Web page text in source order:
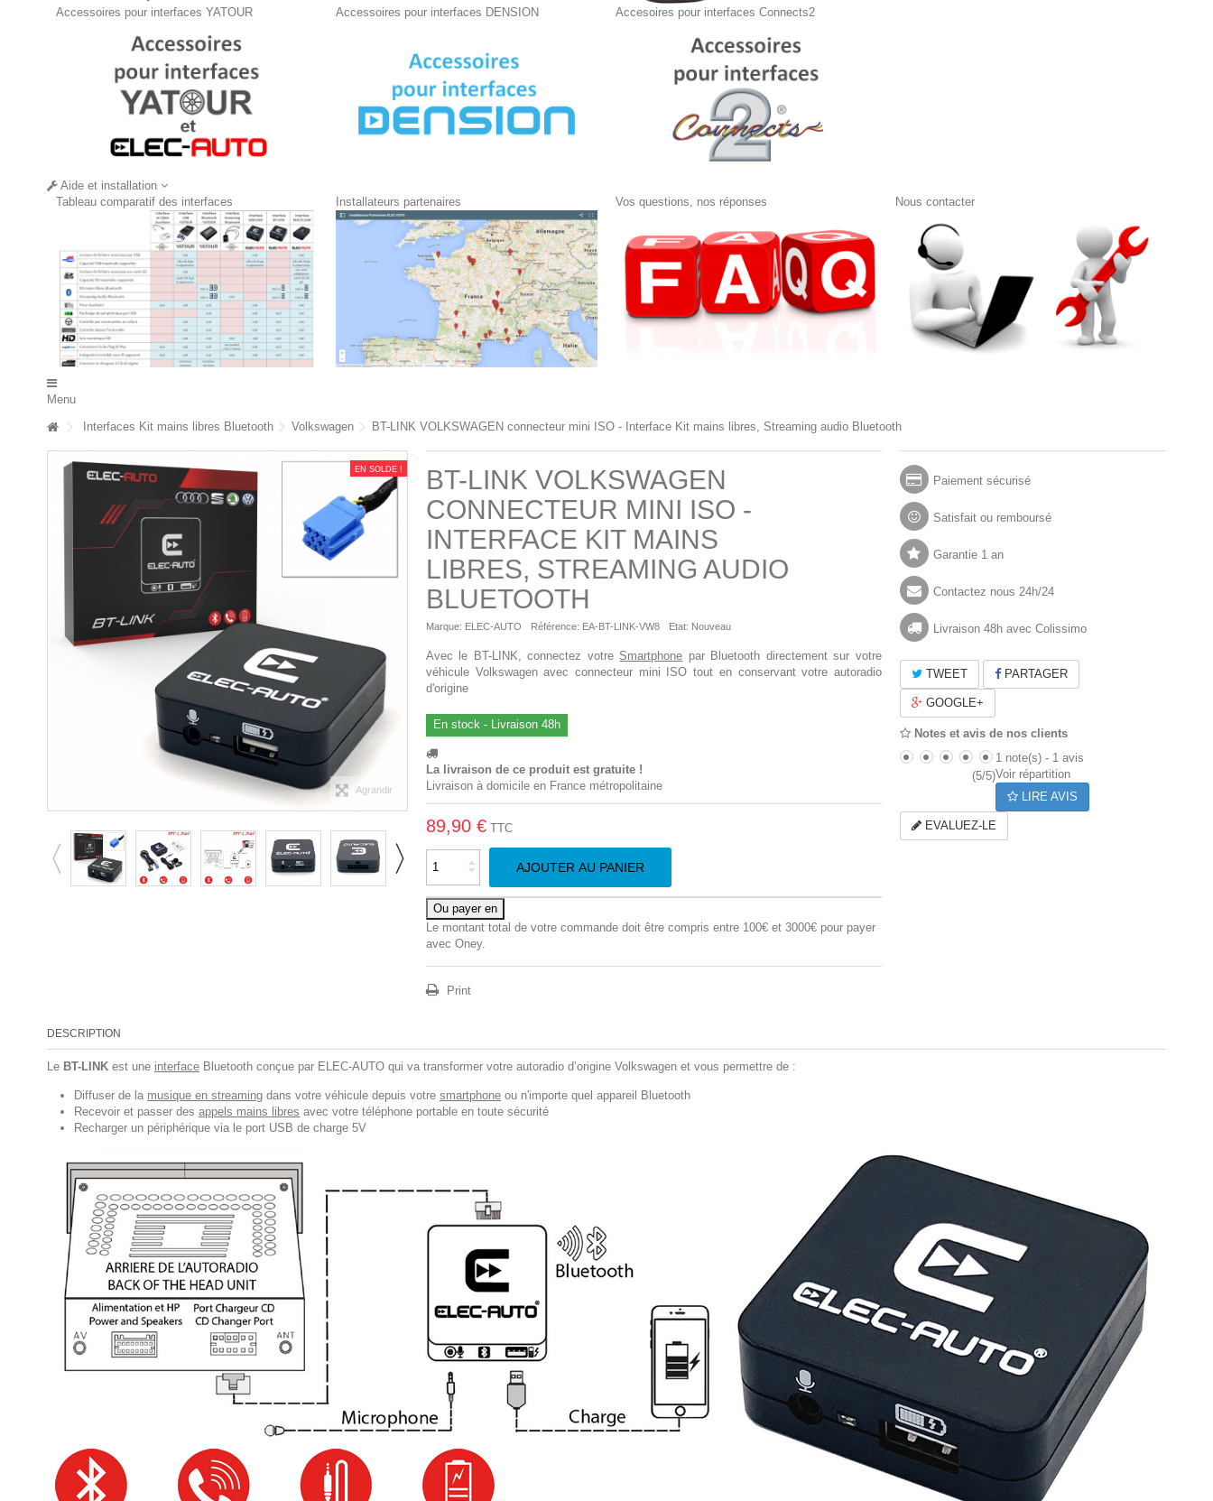
Accessoires pour interfaces YATOUR Accessoires pour interfaces DENSION Accesoires pour interfaces Connects2
Aide et installation
Tableau comparatif des interfaces
Installateurs partenaires Vos questions, nos réponses Nous contacter
Menu
Interfaces Kit mains libres Bluetooth
Volkswagen BT-LINK VOLKSWAGEN connecteur mini ISO - Interface Kit mains libres, Streaming audio Bluetooth
EN SOLDE !
Agrandir
BT-LINK VOLKSWAGEN
CONNECTEUR MINI ISO -
INTERFACE KIT MAINS
LIBRES, STREAMING AUDIO
BLUETOOTH
Marque: ELEC-AUTO Référence: EA-BT-LINK-VW8 Etat: Nouveau
Avec le BT-LINK, connectez votre Smartphone par Bluetooth directement sur votre
véhicule Volkswagen avec connecteur mini ISO tout en conservant votre autoradio
d'origine
En stock - Livraison 48h
La livraison de ce produit est gratuite !
Livraison à domicile en France métropolitaine
89,90 € TTC
AJOUTER AU PANIER
Ou payer en
Le montant total de votre commande doit être compris entre 100€ et 3000€ pour payer
avec Oney.
Print
Paiement sécurisé
Satisfait ou remboursé
Garantie 1 an
Contactez nous 24h/24
Livraison 48h avec Colissimo
TWEET PARTAGER
GOOGLE+
Notes et avis de nos clients
(5/5)
1 note(s) - 1 avis
Voir répartition
LIRE AVIS
EVALUEZ-LE
DESCRIPTION
Le BT-LINK est une interface Bluetooth conçue par ELEC-AUTO qui va transformer votre autoradio d’origine Volkswagen et vous permettre de :
Diffuser de la musique en streaming dans votre véhicule depuis votre smartphone ou n'importe quel appareil Bluetooth
Recevoir et passer des appels mains libres avec votre téléphone portable en toute sécurité
Recharger un périphérique via le port USB de charge 5V